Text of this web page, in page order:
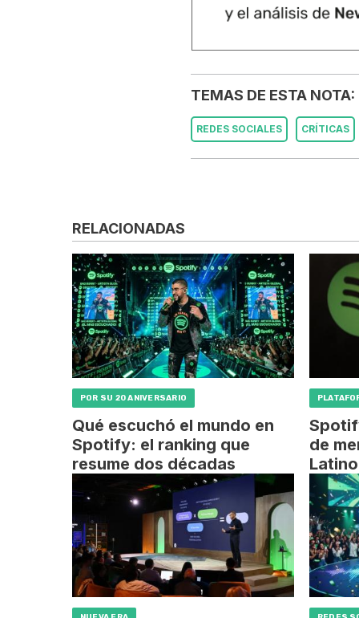
TEMAS DE ESTA NOTA:
REDES SOCIALES CRÍTICAS
RELACIONADAS
POR SU 20 ANIVERSARIO
Qué escuchó el mundo en
Spotify: el ranking que
resume dos décadas
de